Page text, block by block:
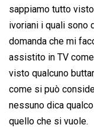
sappiamo tutto
ivoriani i quali sono
domanda che mi
assistito in TV
visto qualcuno
come si può
nessuno dica
quello che si vuole.